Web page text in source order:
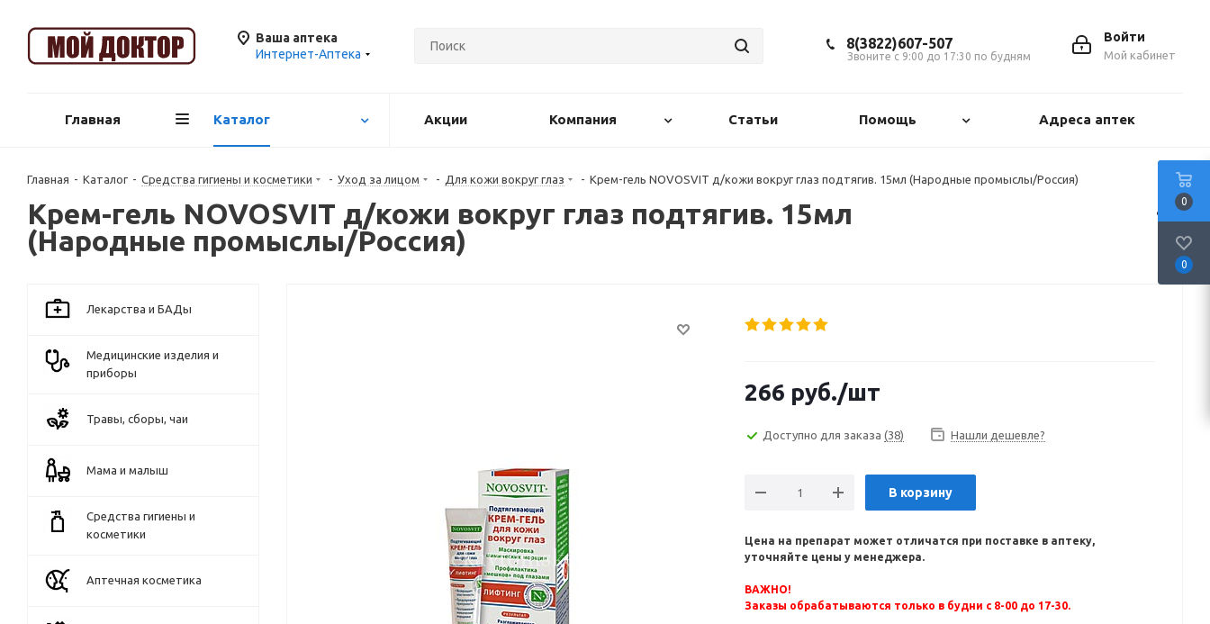
Ваша аптека
Интернет-Аптека
Войти
Мой кабинет
8(3822)607-507
Звоните с 9:00 до 17:30 по будням
Главная Каталог Акции Компания Статьи Помощь Адреса аптек
Главная - Каталог - Средства гигиены и косметики - Уход за лицом - Для кожи вокруг глаз - Крем-гель NOVOSVIT д/кожи вокруг глаз подтягив. 15мл (Народные промыслы/Россия)
Крем-гель NOVOSVIT д/кожи вокруг глаз подтягив. 15мл
(Народные промыслы/Россия)
266 руб./шт
Доступно для заказа (38) Нашли дешевле?
В корзину
Цена на препарат может отличатся при поставке в аптеку,
уточняйте цены у менеджера.
ВАЖНО!
Заказы обрабатываются только в будни с 8-00 до 17-30.
Лекарства и БАДы
Медицинские изделия и
приборы
Травы, сборы, чаи
Мама и малыш
Средства гигиены и
косметики
Аптечная косметика
0
0